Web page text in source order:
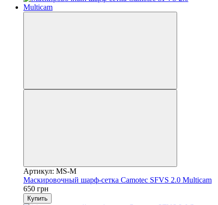
Артикул: MS-M
Маскировочный шарф-сетка Camotec SFVS 2.0 Multicam
650 грн
Купить